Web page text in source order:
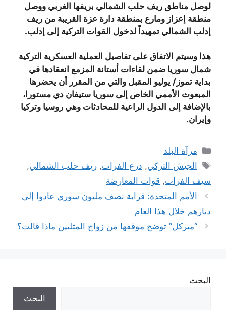
لوصل مناطق ريف حلب الشمالي بريفها الغربي ووصل
منطقة إعزاز ومارع بمنطقة دارة عزة القريبة من ريف
إدلب الشمالي تمهيداً لدخول القوات التركية إلى إدلب.
هذا وسيتم الاتفاق على تفاصيل العملية العسكرية التركية
شمال سوريا ضمن لقاءات أستانة المزمع انعقادها في
بداية تموز/ يوليو المقبل والتي من المقرر أن يحضرها
المبعوث الأممي الخاص إلى سوريا ستيفان دي مستورا،
بالإضافة إلى الدول الراعية للمحادثات وهي روسيا وتركيا
وإيران.
التصنيفات
مرآة البلد
الوسوم
الجيش التركي, درع الفرات,ريف حلب الشمالي,
سيف الفرات, قوات المعارضة
الأمم المتحدة: قرابة نصف مليون سوري عادوا إلى
ديارهم خلال هذا العام
“ميركل” توضح موقفها من زواج المثليين ماذا قالت؟
البحث
البحث